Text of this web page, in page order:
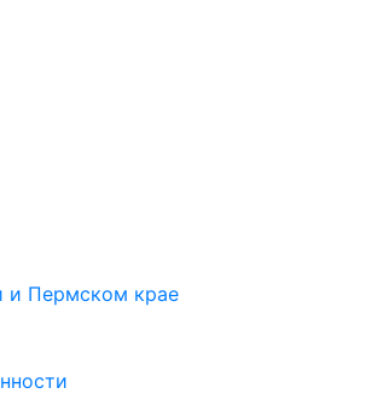
и Пермском крае